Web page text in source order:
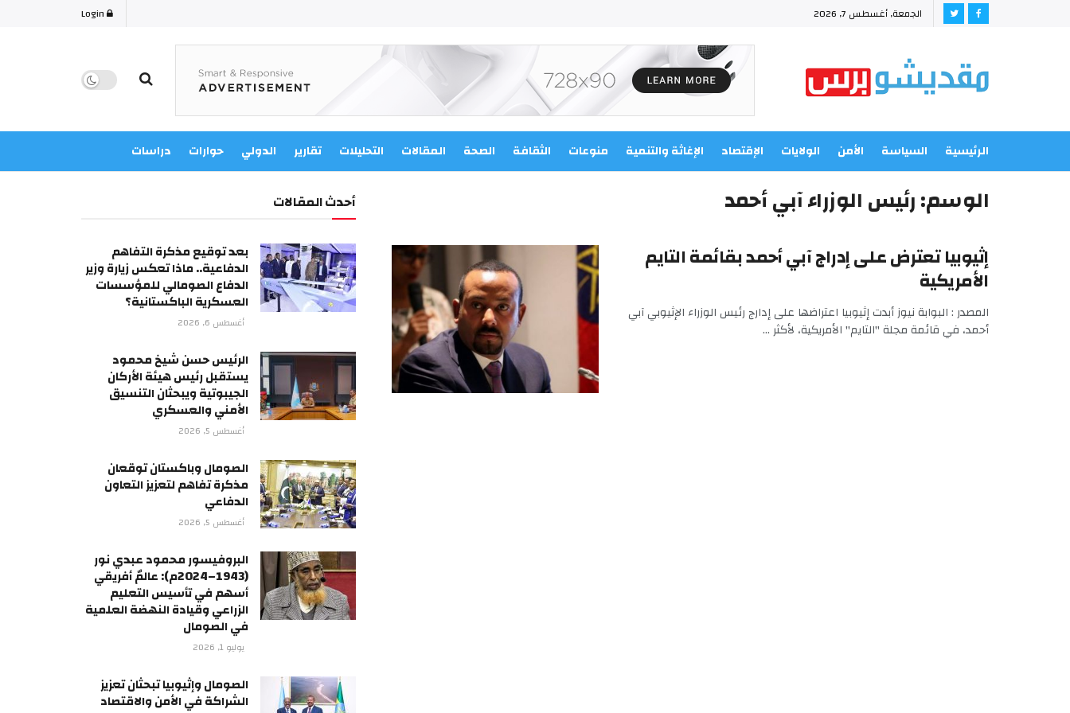
الجمعة, أغسطس 7, 2026
الرئيسية السياسة الأمن الولايات الإقتصاد الإغاثة والتنمية منوعات الثقافة الصحة المقالات التحليلات تقارير الدولي حوارات دراسات
الوسم:رئيس الوزراء آبي أحمد
إثيوبيا تعترض على إدراج آبي أحمد بقائمة التايم
الأمريكية
المصدر : البوابة نيوز أبدت إثيوبيا اعتراضها على إدارج رئيس الوزراء الإثيوبي آبي
أحمد، في قائمة مجلة "التايم" الأمريكية، لأكثر ...
أحدث المقالات
بعد توقيع مذكرة التفاهم
الدفاعية.. ماذا تعكس زيارة وزير
الدفاع الصومالي للمؤسسات
العسكرية الباكستانية؟
أغسطس 6, 2026
الرئيس حسن شيخ محمود
يستقبل رئيس هيئة الأركان
الجيبوتية ويبحثان التنسيق
الأمني والعسكري
أغسطس 5, 2026
الصومال وباكستان توقعان
مذكرة تفاهم لتعزيز التعاون
الدفاعي
أغسطس 5, 2026
البروفيسور محمود عبدي نور
(1943–2024م): عالمٌ أفريقي
أسهم في تأسيس التعليم
الزراعي وقيادة النهضة العلمية
في الصومال
يوليو 1, 2026
الصومال وإثيوبيا تبحثان تعزيز
الشراكة في الأمن والاقتصاد